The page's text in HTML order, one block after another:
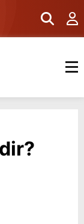
Kayaşehir
Kodları